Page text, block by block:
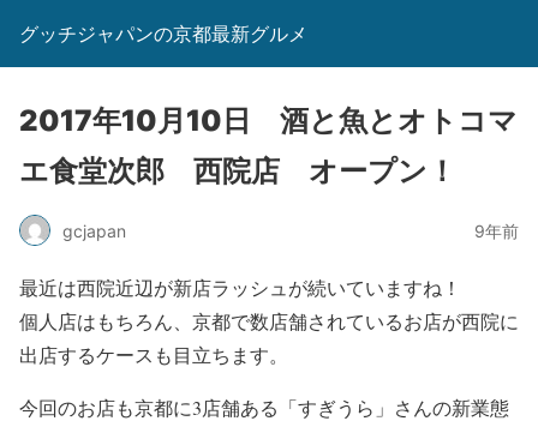
グッチジャパンの京都最新グルメ
2017年10月10日 酒と魚とオトコマ
エ食堂次郎 西院店 オープン！
gcjapan 9年前
最近は西院近辺が新店ラッシュが続いていますね！
個人店はもちろん、京都で数店舗されているお店が西院に
出店するケースも目立ちます。
今回のお店も京都に3店舗ある「すぎうら」さんの新業態